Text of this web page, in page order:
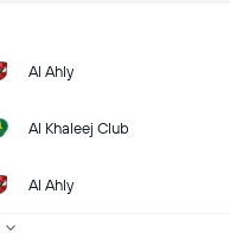
Al Ahly
Al Khaleej Club
Al Ahly